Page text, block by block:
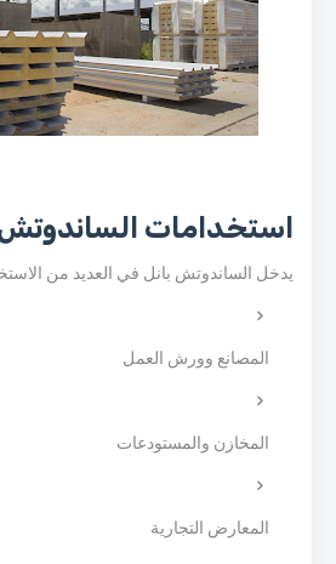
استخدامات الساندوتش
يدخل الساندوتش بانل في العديد من
المصانع وورش العمل
المخازن والمستودعات
المعارض التجارية